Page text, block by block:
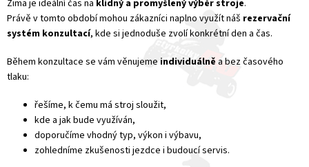
Zima je ideální čas na klidný a promyšlený výběr stroje.
Právě v tomto období mohou zákazníci naplno využít náš rezervační
systém konzultací, kde si jednoduše zvolí konkrétní den a čas.
Během konzultace se vám věnujeme individuálně a bez časového
tlaku:
řešíme, k čemu má stroj sloužit,
kde a jak bude využíván,
doporučíme vhodný typ, výkon i výbavu,
zohledníme zkušenosti jezdce i budoucí servis.